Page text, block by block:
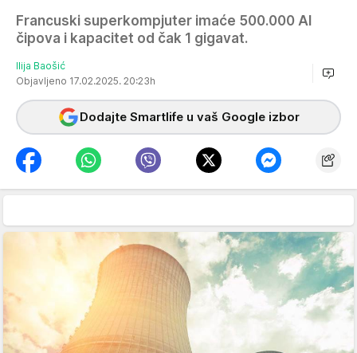
Francuski superkompjuter imaće 500.000 AI
čipova i kapacitet od čak 1 gigavat.
Ilija Baošić
Objavljeno 17.02.2025. 20:23h
Dodajte Smartlife u vaš Google izbor